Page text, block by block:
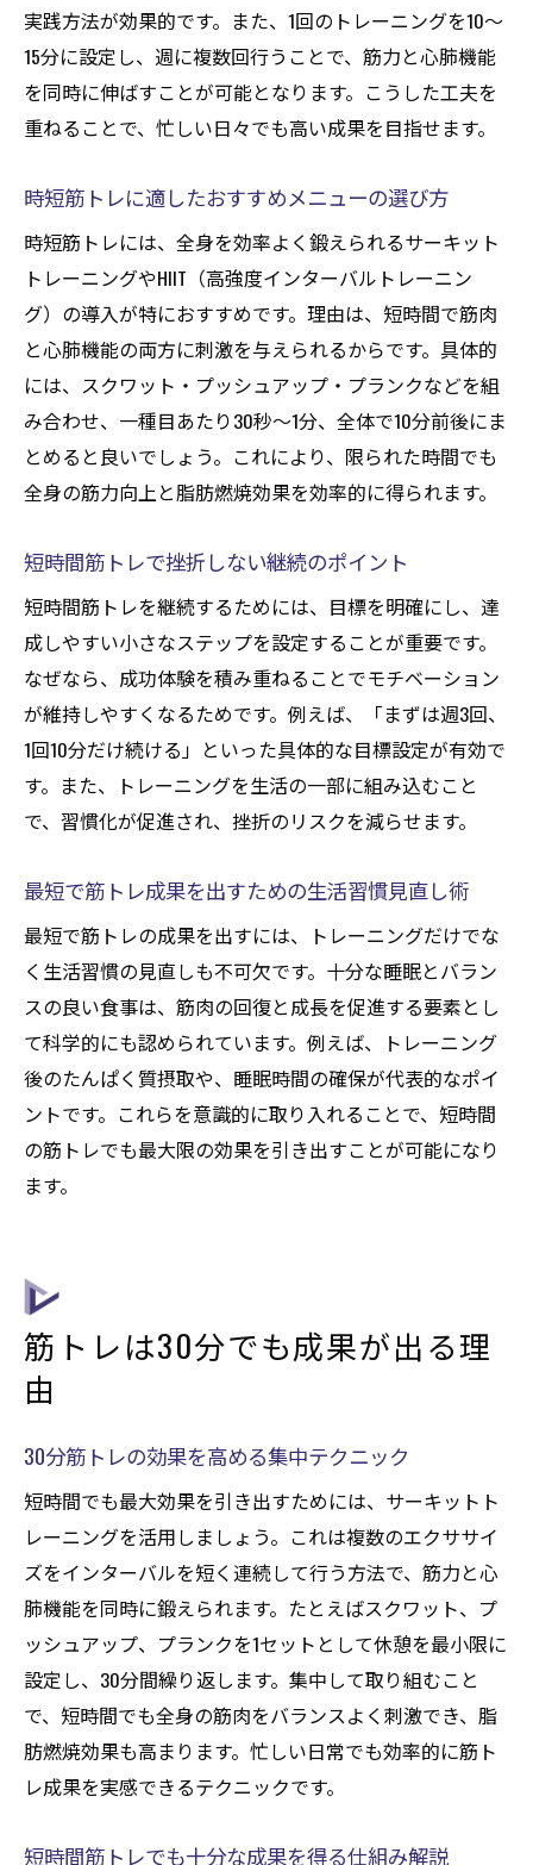
夜トレーニングで1日の疲れをリセットする
コツ
最短期間で体感できる筋トレの極意
筋トレで最短で効果を出すための計画立案
時短で筋トレ成果を得るための食事管理術
短期間で筋トレ効果を体感するトレーニン
グ法
最短で筋肉を増やすための生活習慣の見直
し方
早く成果を出す筋トレ休息サイクルの作り
方
モチベーション維持で筋トレを継続する秘
週2回と週3回の筋トレどちらが効果的か徹底解
説
筋トレ頻度による効果の違いを科学的に解
説
週2と週3の筋トレで得られる成果の比較
自分に合った筋トレ頻度の選び方とポイン
ト
筋トレ頻度を決める際の注意点と成功法則
効果的な筋トレ習慣を作る頻度のコツ
科学的根拠に基づく時短筋トレのポイント
科学的に証明された時短筋トレのメソッド
紹介
筋トレの効率を上げる科学的アプローチと
は
時短筋トレで成果を最大化する最新研究
クティス
工夫
限られた時間で筋トレ成果を感じる習慣化
術
筋トレの質を上げるためのタイムマネジメ
ント術
忙しい人向け筋トレメニュー最適化のポイ
ント
短時間筋トレで結果を出すための集中法
筋トレ後のリカバリーで効果を最大化する
方法
実践方法が効果的です。また、1回のトレーニングを10〜
15分に設定し、週に複数回行うことで、筋力と心肺機能
を同時に伸ばすことが可能となります。こうした工夫を
重ねることで、忙しい日々でも高い成果を目指せます。
時短筋トレに適したおすすめメニューの選び方
時短筋トレには、全身を効率よく鍛えられるサーキット
トレーニングやHIIT（高強度インターバルトレーニン
グ）の導入が特におすすめです。理由は、短時間で筋肉
と心肺機能の両方に刺激を与えられるからです。具体的
には、スクワット・プッシュアップ・プランクなどを組
み合わせ、一種目あたり30秒〜1分、全体で10分前後にま
とめると良いでしょう。これにより、限られた時間でも
全身の筋力向上と脂肪燃焼効果を効率的に得られます。
短時間筋トレで挫折しない継続のポイント
短時間筋トレを継続するためには、目標を明確にし、達
成しやすい小さなステップを設定することが重要です。
なぜなら、成功体験を積み重ねることでモチベーション
が維持しやすくなるためです。例えば、「まずは週3回、
1回10分だけ続ける」といった具体的な目標設定が有効で
す。また、トレーニングを生活の一部に組み込むこと
で、習慣化が促進され、挫折のリスクを減らせます。
最短で筋トレ成果を出すための生活習慣見直し術
最短で筋トレの成果を出すには、トレーニングだけでな
く生活習慣の見直しも不可欠です。十分な睡眠とバラン
スの良い食事は、筋肉の回復と成長を促進する要素とし
て科学的にも認められています。例えば、トレーニング
後のたんぱく質摂取や、睡眠時間の確保が代表的なポイ
ントです。これらを意識的に取り入れることで、短時間
の筋トレでも最大限の効果を引き出すことが可能になり
ます。
筋トレは30分でも成果が出る理
由
30分筋トレの効果を高める集中テクニック
短時間でも最大効果を引き出すためには、サーキットト
レーニングを活用しましょう。これは複数のエクササイ
ズをインターバルを短く連続して行う方法で、筋力と心
肺機能を同時に鍛えられます。たとえばスクワット、プ
ッシュアップ、プランクを1セットとして休憩を最小限に
設定し、30分間繰り返します。集中して取り組むこと
で、短時間でも全身の筋肉をバランスよく刺激でき、脂
肪燃焼効果も高まります。忙しい日常でも効率的に筋ト
レ成果を実感できるテクニックです。
短時間筋トレでも十分な成果を得る仕組み解説